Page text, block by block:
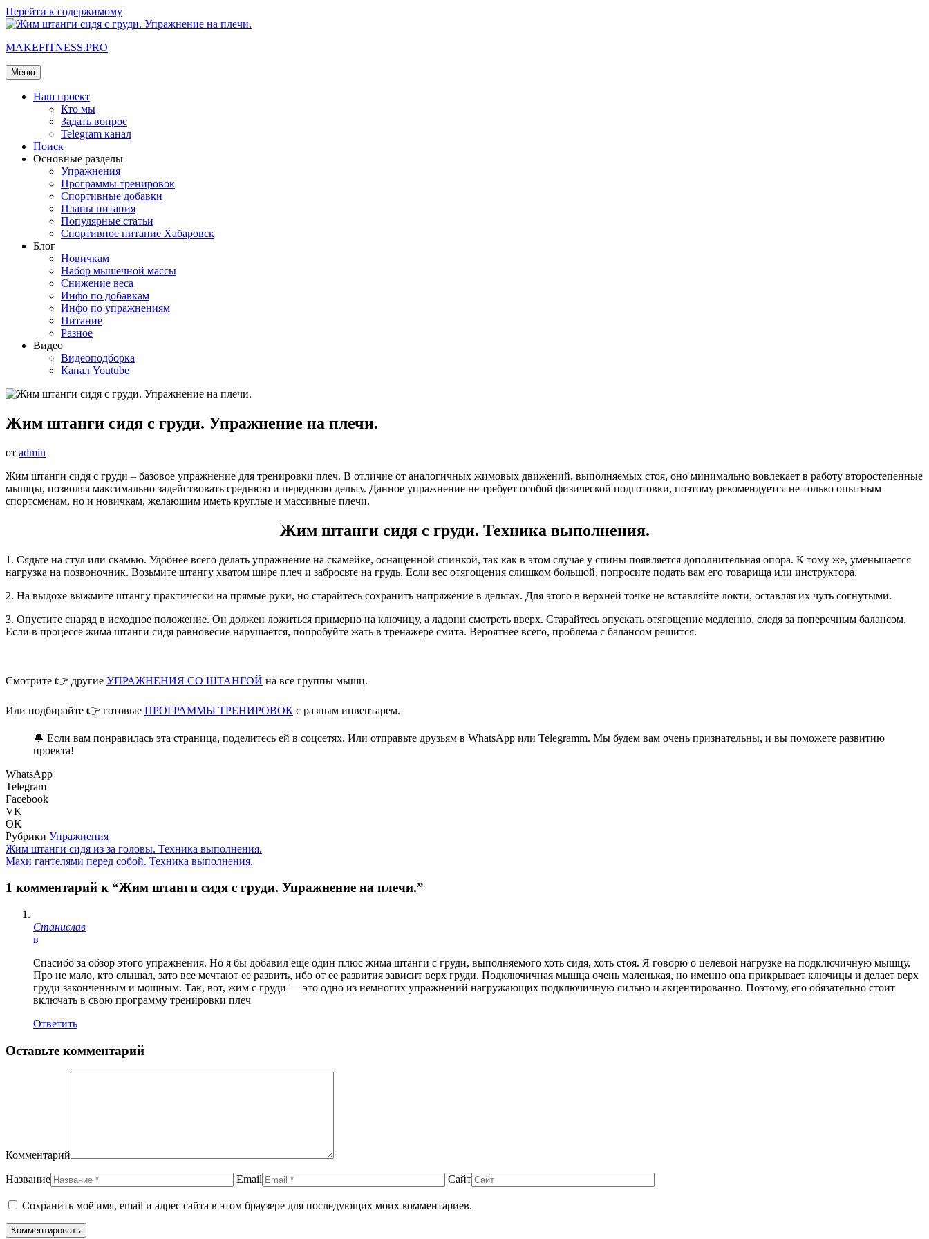
Перейти к содержимому
MAKEFITNESS.PRO
Меню
Наш проект
Кто мы
Задать вопрос
Telegram канал
Поиск
Основные разделы
Упражнения
Программы тренировок
Спортивные добавки
Планы питания
Популярные статьи
Спортивное питание Хабаровск
Блог
Новичкам
Набор мышечной массы
Снижение веса
Инфо по добавкам
Инфо по упражнениям
Питание
Разное
Видео
Видеоподборка
Канал Youtube
Жим штанги сидя с груди. Упражнение на плечи.
от admin
Жим штанги сидя с груди – базовое упражнение для тренировки плеч. В отличие от аналогичных жимовых движений, выполняемых стоя, оно минимально вовлекает в работу второстепенные
мышцы, позволяя максимально задействовать среднюю и переднюю дельту. Данное упражнение не требует особой физической подготовки, поэтому рекомендуется не только опытным
спортсменам, но и новичкам, желающим иметь круглые и массивные плечи.
Жим штанги сидя с груди. Техника выполнения.
1. Сядьте на стул или скамью. Удобнее всего делать упражнение на скамейке, оснащенной спинкой, так как в этом случае у спины появляется дополнительная опора. К тому же, уменьшается
нагрузка на позвоночник. Возьмите штангу хватом шире плеч и забросьте на грудь. Если вес отягощения слишком большой, попросите подать вам его товарища или инструктора.
2. На выдохе выжмите штангу практически на прямые руки, но старайтесь сохранить напряжение в дельтах. Для этого в верхней точке не вставляйте локти, оставляя их чуть согнутыми.
3. Опустите снаряд в исходное положение. Он должен ложиться примерно на ключицу, а ладони смотреть вверх. Старайтесь опускать отягощение медленно, следя за поперечным балансом.
Если в процессе жима штанги сидя равновесие нарушается, попробуйте жать в тренажере смита. Вероятнее всего, проблема с балансом решится.
Смотрите 👉 другие УПРАЖНЕНИЯ СО ШТАНГОЙ на все группы мышц.
Или подбирайте 👉 готовые ПРОГРАММЫ ТРЕНИРОВОК с разным инвентарем.
🔔 Если вам понравилась эта страница, поделитесь ей в соцсетях. Или отправьте друзьям в WhatsApp или Telegramm. Мы будем вам очень признательны, и вы поможете развитию
проекта!
WhatsApp
Telegram
Facebook
VK
OK
Рубрики Упражнения
Жим штанги сидя из за головы. Техника выполнения.
Махи гантелями перед собой. Техника выполнения.
1 комментарий к “Жим штанги сидя с груди. Упражнение на плечи.”
Станислав
в
Спасибо за обзор этого упражнения. Но я бы добавил еще один плюс жима штанги с груди, выполняемого хоть сидя, хоть стоя. Я говорю о целевой нагрузке на подключичную мышцу.
Про не мало, кто слышал, зато все мечтают ее развить, ибо от ее развития зависит верх груди. Подключичная мышца очень маленькая, но именно она прикрывает ключицы и делает верх
груди законченным и мощным. Так, вот, жим с груди — это одно из немногих упражнений нагружающих подключичную сильно и акцентированно. Поэтому, его обязательно стоит
включать в свою программу тренировки плеч
Ответить
Оставьте комментарий
Комментарий
Название Email Сайт
Сохранить моё имя, email и адрес сайта в этом браузере для последующих моих комментариев.